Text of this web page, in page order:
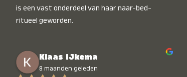
is een vast onderdeel van haar naar-bed-
ritueel geworden.
Klaas IJkema
8 maanden geleden